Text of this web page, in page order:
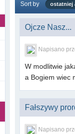
Sort by ostatniej
Ojcze Nasz...
Napisano
W modlitwie
a Bogiem wiec
Fałszywy
Napisano